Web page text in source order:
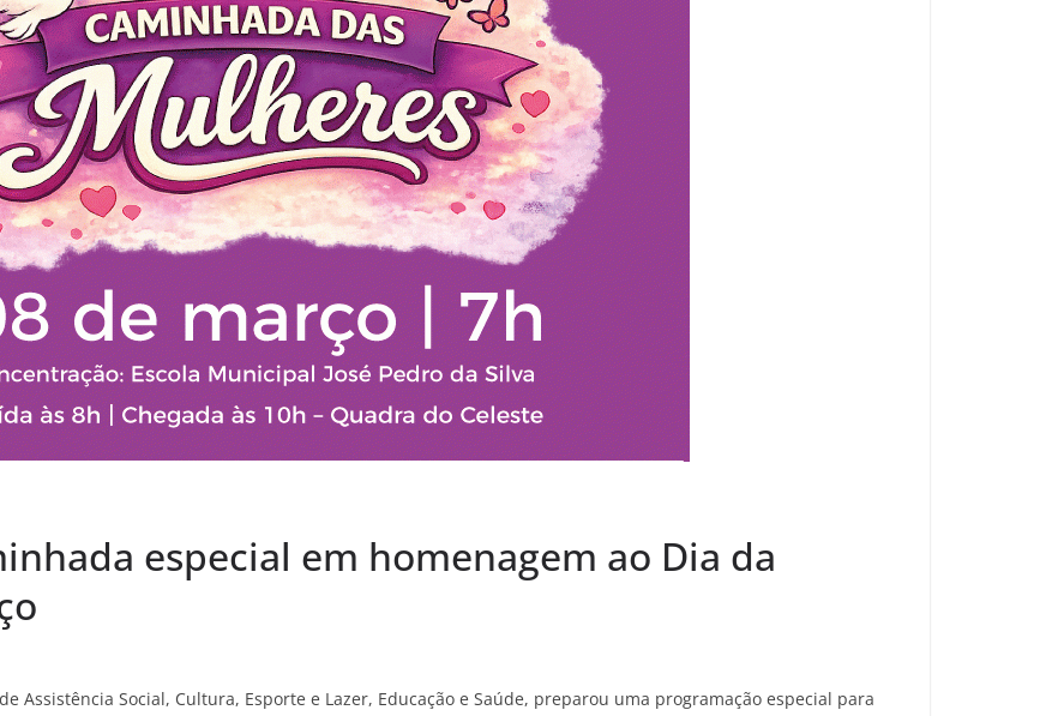
especial em homenagem ao Dia da
Assistência Social, Cultura, Esporte e Lazer, Educação e Saúde, preparou uma programação especial para